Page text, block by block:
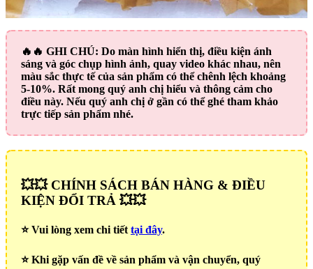
🔥🔥 GHI CHÚ: Do màn hình hiển thị, điều kiện ánh
sáng và góc chụp hình ảnh, quay video khác nhau, nên
màu sắc thực tế của sản phẩm có thể chênh lệch khoảng
5-10%. Rất mong quý anh chị hiểu và thông cảm cho
điều này. Nếu quý anh chị ở gần có thể ghé tham khảo
trực tiếp sản phẩm nhé.
💥💥 CHÍNH SÁCH BÁN HÀNG & ĐIỀU
KIỆN ĐỔI TRẢ 💥💥
⭐️ Vui lòng xem chi tiết tại đây.
⭐️ Khi gặp vấn đề về sản phẩm và vận chuyển, quý